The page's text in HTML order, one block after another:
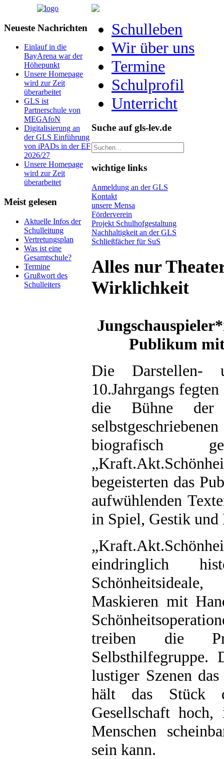
Neueste Nachrichten
Einlauf in die
BayArena war der
Höhepunkt
Unsere Homepage
wird zur Zeit
überarbeitet
GLS ist
Partnerschule von
MEGAfoN
Digitalisierung an
der GLS Einführung
von iPADs in der EF
2026/27
Unsere Homepage
wird zur Zeit
überarbeitet
Meist gelesen
Aktuelle Infos der
Schulleitung
Vertretungsplan
Was ist eine
Gesamtschule?
Termine
Grußwort des
Schulleiters
Schulleben
Wir über uns
Termine
Schulprofil
Unterricht
Suche auf gls-lev.de
wichtige links
Anmeldung an der GLS
Kontakt
unsere Mensa
Förderverein
Projekt Schulhofgestaltung
Nachhaltigkeit an der GLS
Schließfächer für SuS
Alles nur
Wirklichkeit
Publikum
Die Darstellen-
10.Jahrgangs
die Bühne
biografisch
begeisterten das
aufwühlenden
in Spiel, Gestik
eindringlich
Maskieren mit
treiben die
lustiger Szenen
hält das Stück
Gesellschaft
Menschen
sein kann.